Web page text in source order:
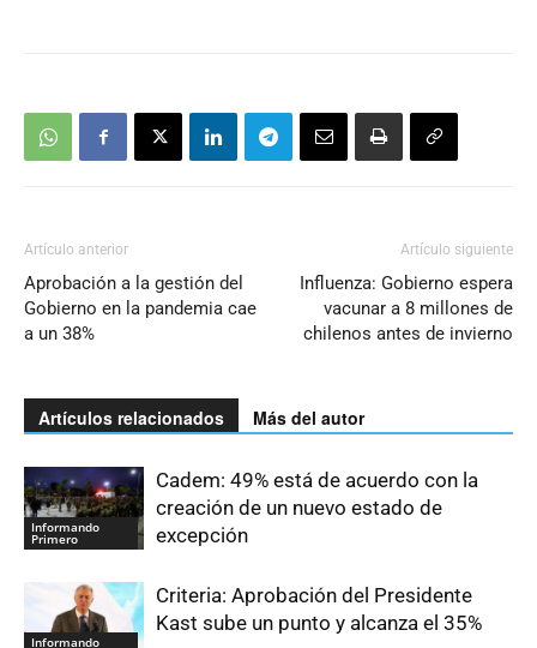
Artículo anterior
Aprobación a la gestión del
Gobierno en la pandemia cae
a un 38%
Artículo siguiente
Influenza: Gobierno espera
vacunar a 8 millones de
chilenos antes de invierno
Artículos relacionados Más del autor
Informando
Primero
Cadem: 49% está de acuerdo con la
creación de un nuevo estado de
excepción
Informando
Criteria: Aprobación del Presidente
Kast sube un punto y alcanza el 35%